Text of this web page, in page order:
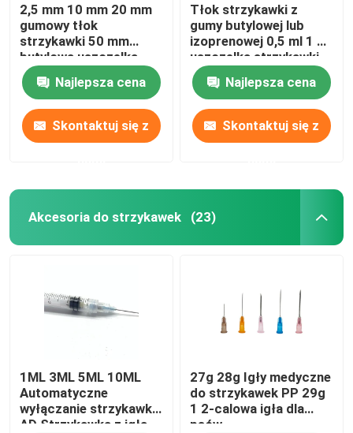
2,5 mm 10 mm 20 mm
gumowy tłok
strzykawki 50 mm
butylowa uszczelka
medyczna
Najlepsza cena
Skontaktuj się z
Tłok strzykawki z
gumy butylowej lub
izoprenowej 0,5 ml 1 ml
uszczelka strzykawki
Najlepsza cena
Skontaktuj się z
Akcesoria do strzykawek (23)
1ML 3ML 5ML 10ML
Automatyczne
wyłączanie strzykawki
AD Strzykawka z igłą
27g 28g Igły medyczne
do strzykawek PP 29g
1 2-calowa igła dla
psów